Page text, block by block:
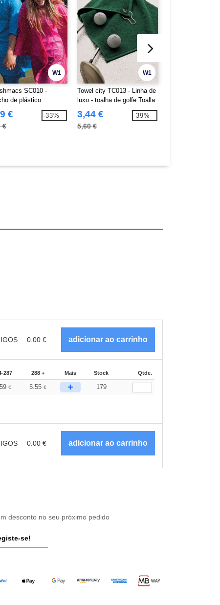
W1
SC010 -
de plástico
€
€
-33%
W1
Towel city TC013 - Linha de
luxo - toalha de golfe Toalla
3,44 €
5,60 €
-39%
0.00 €
287 288 + Mais Stock Qtde.
€ 5.55€ + 179
0.00 €
desconto no seu próximo pedido
se!